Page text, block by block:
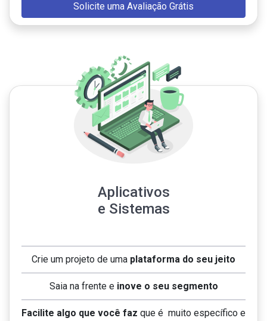
Solicite uma Avaliação Grátis
Aplicativos
e Sistemas
Crie um projeto de uma plataforma do seu jeito
Saia na frente e inove o seu segmento
Facilite algo que você faz que é muito específico e